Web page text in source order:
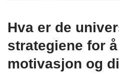
Hva er de
strategiene for
motivasjon og